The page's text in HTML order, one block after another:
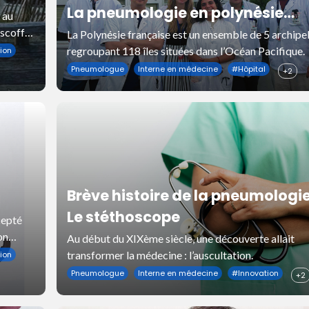
La pneumologie en polynésie
française
La Polynésie française est un ensemble de 5
regroupant 118 îles situées dans l’Océan Pacifique.
Pneumologue Interne en médecine #Hôpital +2
Brève histoire de la
Le stéthoscope
Au début du XIXème siècle, une découverte allait
transformer la médecine : l’auscultation.
Pneumologue Interne en médecine #Innovation +2